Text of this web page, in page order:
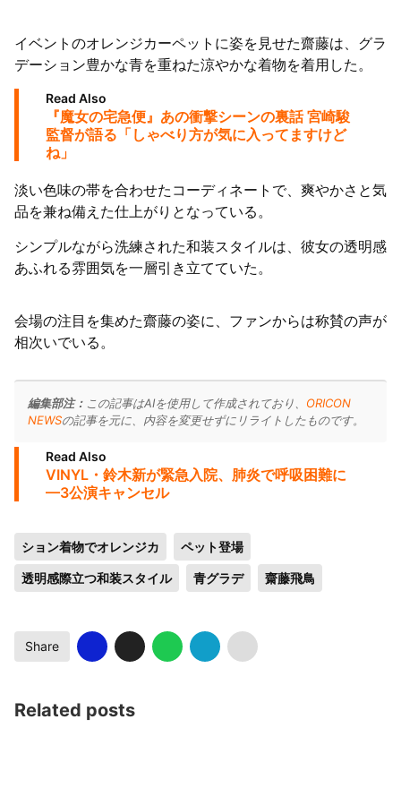
イベントのオレンジカーペットに姿を見せた齋藤は、グラ
デーション豊かな青を重ねた涼やかな着物を着用した。
Read Also
『魔女の宅急便』あの衝撃シーンの裏話 宮崎駿
監督が語る「しゃべり方が気に入ってますけど
ね」
淡い色味の帯を合わせたコーディネートで、爽やかさと気
品を兼ね備えた仕上がりとなっている。
シンプルながら洗練された和装スタイルは、彼女の透明感
あふれる雰囲気を一層引き立てていた。
会場の注目を集めた齋藤の姿に、ファンからは称賛の声が
相次いでいる。
編集部注： この記事はAIを使用して作成されており、 ORICON
NEWSの記事を元に、内容を変更せずにリライトしたものです。
Read Also
VINYL・鈴木新が緊急入院、肺炎で呼吸困難に
—3公演キャンセル
ション着物でオレンジカ ペット登場
透明感際立つ和装スタイル 青グラデ 齋藤飛鳥
Share
Related posts